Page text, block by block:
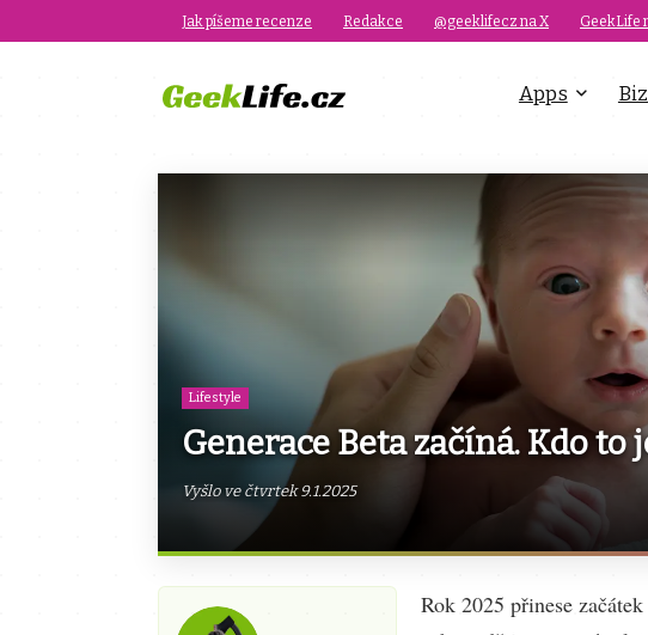
Jak píšeme recenze Redakce @geeklifecz na X GeekLife
Apps Biz
Lifestyle
Generace Beta začíná. Kdo to
Vyšlo ve čtvrtek 9.1.2025
Rok 2025 přinese